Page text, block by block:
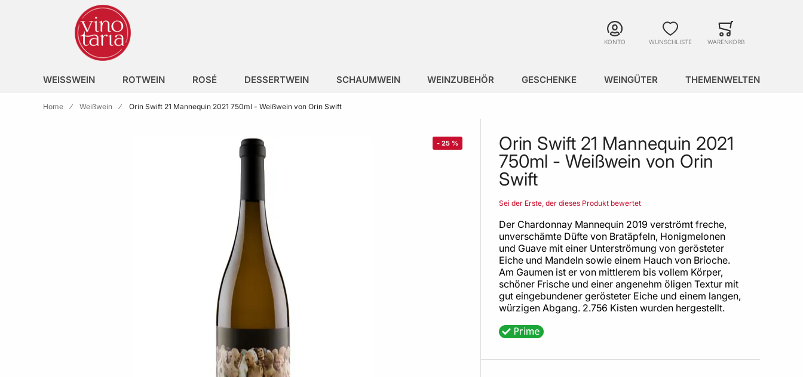
Zur Homepage
KONTO WUNSCHLISTE WARENKORB
WEISSWEIN ROTWEIN ROSÉ DESSERTWEIN SCHAUMWEIN WEINZUBEHÖR GESCHENKE WEINGÜTER THEMENWELTEN
Home Weißwein Orin Swift 21 Mannequin 2021 750ml - Weißwein von Orin Swift
- 25 %
Orin Swift 21 Mannequin 2021
750ml - Weißwein von Orin
Swift
Sei der Erste, der dieses Produkt bewertet
Der Chardonnay Mannequin 2019 verströmt freche,
unverschämte Düfte von Bratäpfeln, Honigmelonen
und Guave mit einer Unterströmung von gerösteter
Eiche und Mandeln sowie einem Hauch von Brioche.
Am Gaumen ist er von mittlerem bis vollem Körper,
schöner Frische und einer angenehm öligen Textur mit
gut eingebundener gerösteter Eiche und einem langen,
würzigen Abgang. 2.756 Kisten wurden hergestellt.